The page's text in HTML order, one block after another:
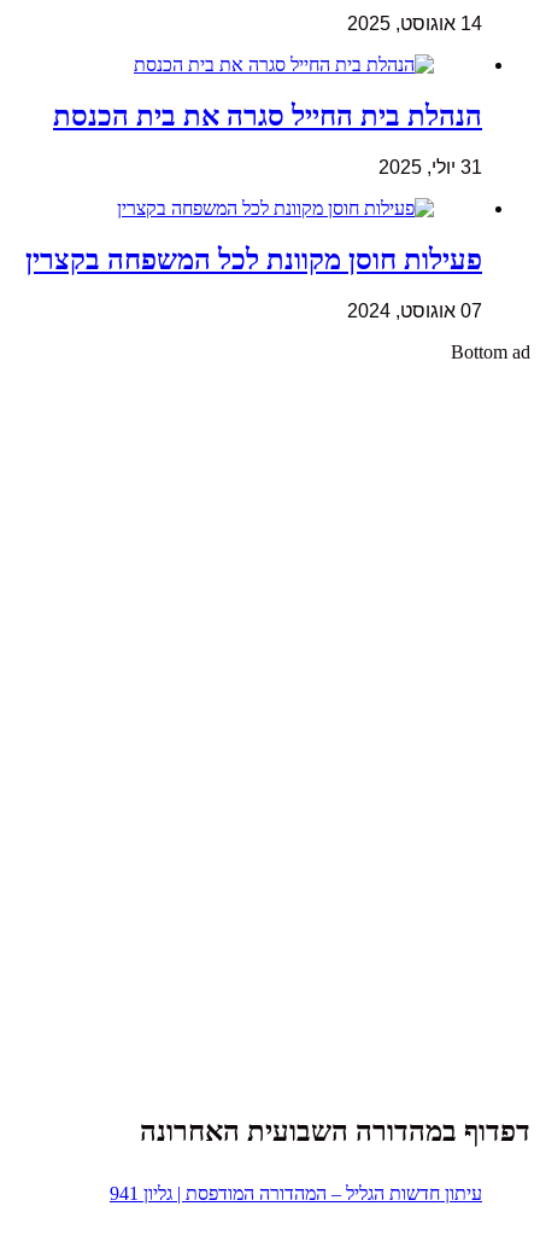
14 אוגוסט, 2025
הנהלת בית החייל סגרה את בית הכנסת
31 יולי, 2025
פעילות חוסן מקוונת לכל המשפחה בקצרין
07 אוגוסט, 2024
Bottom ad
דפדוף במהדורה השבועית האחרונה
עיתון חדשות הגליל – המהדורה המודפסת | גליון 941